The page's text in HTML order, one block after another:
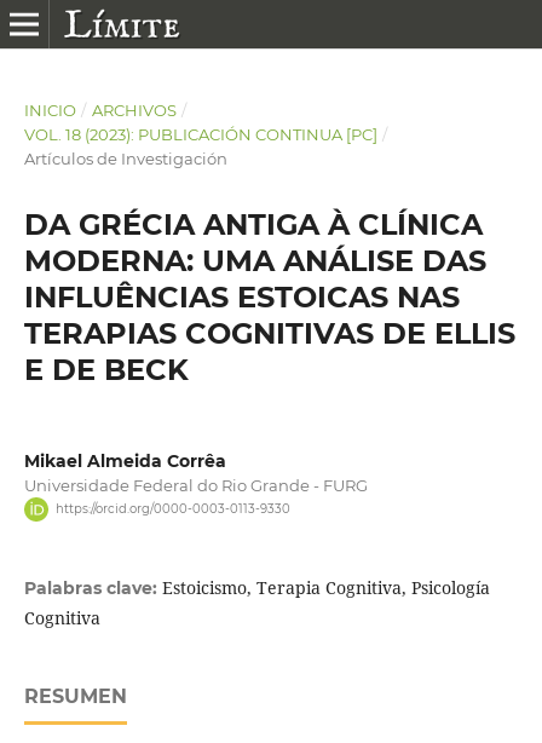
INICIO / ARCHIVOS /
VOL. 18 (2023): PUBLICACIÓN CONTINUA [PC] /
Artículos de Investigación
DA GRÉCIA ANTIGA À CLÍNICA
MODERNA: UMA ANÁLISE DAS
INFLUÊNCIAS ESTOICAS NAS
TERAPIAS COGNITIVAS DE ELLIS
E DE BECK
Mikael Almeida Corrêa
Universidade Federal do Rio Grande - FURG
https://orcid.org/0000-0003-0113-9330
Palabras clave: Estoicismo, Terapia Cognitiva, Psicología
Cognitiva
RESUMEN